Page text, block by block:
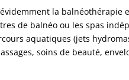
la balnéothérapie
de balnéo ou les spas
aquatiques (jets
soins de beauté,